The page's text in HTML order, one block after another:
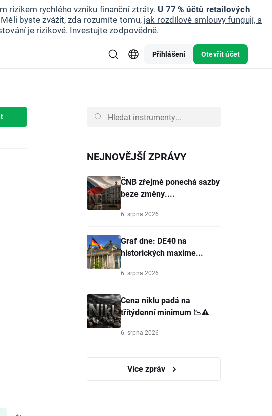
rizikem rychlého vzniku finanční ztráty. U 77 % účtů retailových
Měli byste zvážit, zda rozumíte tomu, jak rozdílové smlouvy fungují, a
je rizikové. Investujte zodpovědně.
Přihlášení Otevřít účet
NEJNOVĚJŠÍ ZPRÁVY
ČNB zřejmě ponechá sazby
beze změny....
6. srpna 2026
Graf dne: DE40 na
historických maxime...
6. srpna 2026
Cena niklu padá na
třítýdenní minimum 📉⚠️
6. srpna 2026
Více zpráv